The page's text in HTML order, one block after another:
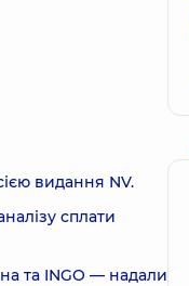
видання NV.
сплати
та INGO — надали